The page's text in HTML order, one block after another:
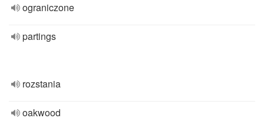
ograniczone
partings
rozstania
oakwood